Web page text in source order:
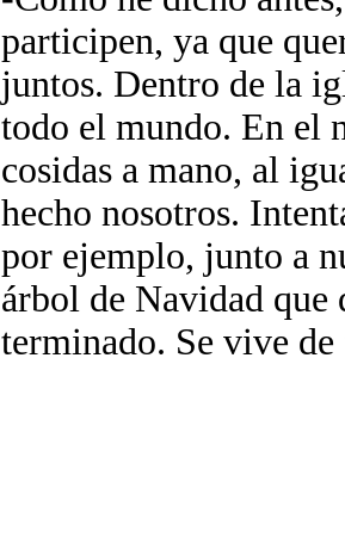
participen, ya que
juntos. Dentro de la
todo el mundo. En el
cosidas a mano, al
hecho nosotros.
por ejemplo, junto a
árbol de Navidad que
terminado. Se vive